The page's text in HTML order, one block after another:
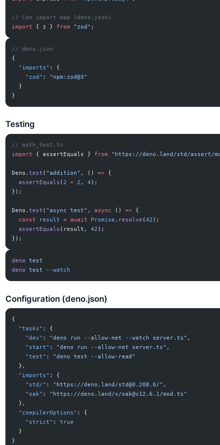
// Con import map (deno.json)
import
{ z } from "zod" ;
// deno.json
{
  "imports"
: {
    "zod"
: "npm:zod@3"
  }
}
Testing
// math_test.ts
import
{ assertEquals } from "https://deno.land/std/assert/
Deno.test ( "addition" , () => {
  assertEquals
(2 + 2 , 4 );
});
Deno.test ( "async test" , async () => {
  const
result = await Promise . resolve (42 );
  assertEquals
(result, 42 );
});
deno
test
deno
test --watch
Configuration (deno.json)
{
  "tasks"
: {
    "dev"
: "deno run --allow-net --watch server.ts" ,
    "start"
: "deno run --allow-net server.ts" ,
    "test"
: "deno test --allow-read"
  },
  "imports"
: {
    "std/"
: "https://deno.land/std@0.208.0/" ,
    "oak"
: "https://deno.land/x/oak@v12.6.1/mod.ts"
  },
  "compilerOptions"
: {
    "strict"
: true
  }
}